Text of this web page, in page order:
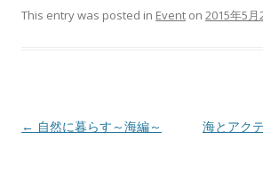
This entry was posted in Event on 2015年5月
Post navigation
← 自然に暮らす～海編～
海とアク